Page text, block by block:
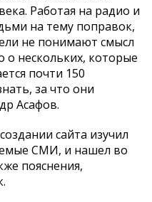
Работая на радио и
на тему поправок,
не понимают смысл
о нескольких, которые
почти 150
за что они
Асафов.
сайта изучил
СМИ, и нашел во
пояснения,